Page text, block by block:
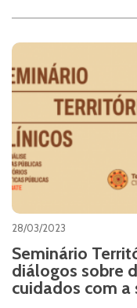
28/03/2023
Seminário
diálogos sobre
cuidados com